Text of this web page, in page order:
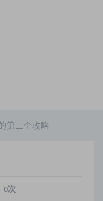
第二个攻略
0次